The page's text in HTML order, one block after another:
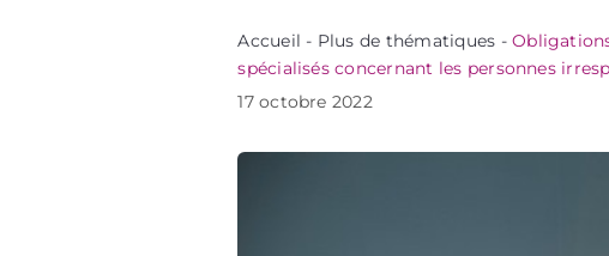
Accueil - Plus de thématiques -
spécialisés concernant les personnes
17 octobre 2022